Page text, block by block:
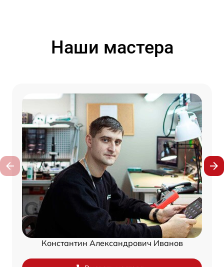
Наши мастера
Константин Александрович Иванов